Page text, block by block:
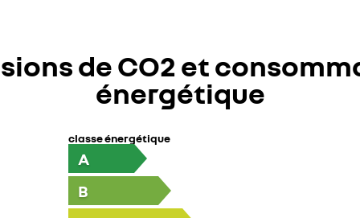
de CO2 et
énergétique
classe énergétique
A
B